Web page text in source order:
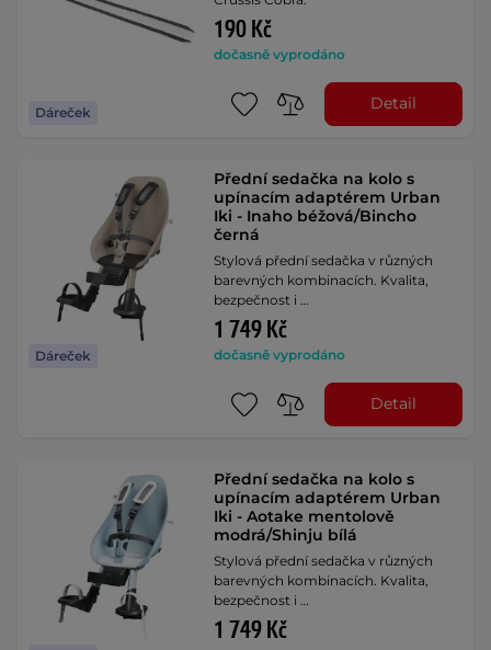
Dáreček
190 Kč
dočasně vyprodáno
Detail
Dáreček
Přední sedačka na kolo s
upínacím adaptérem Urban
Iki - Inaho béžová/Bincho
černá
Stylová přední sedačka v různých
barevných kombinacích. Kvalita,
bezpečnost i …
1 749 Kč
dočasně vyprodáno
Detail
Přední sedačka na kolo s
upínacím adaptérem Urban
Iki - Aotake mentolově
modrá/Shinju bílá
Stylová přední sedačka v různých
barevných kombinacích. Kvalita,
bezpečnost i …
1 749 Kč